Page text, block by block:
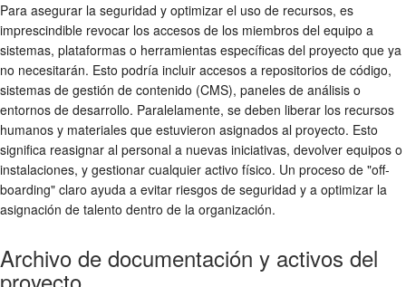
Para asegurar la seguridad y optimizar el uso de recursos, es
imprescindible revocar los accesos de los miembros del equipo a
sistemas, plataformas o herramientas específicas del proyecto que ya
no necesitarán. Esto podría incluir accesos a repositorios de código,
sistemas de gestión de contenido (CMS), paneles de análisis o
entornos de desarrollo. Paralelamente, se deben liberar los recursos
humanos y materiales que estuvieron asignados al proyecto. Esto
significa reasignar al personal a nuevas iniciativas, devolver equipos o
instalaciones, y gestionar cualquier activo físico. Un proceso de "off-
boarding" claro ayuda a evitar riesgos de seguridad y a optimizar la
asignación de talento dentro de la organización.
Archivo de documentación y activos del